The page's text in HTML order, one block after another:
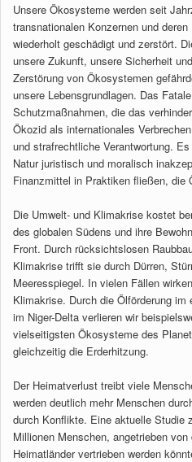
Unsere Ökosysteme werden seit
transnationalen Konzernen und
wiederholt geschädigt und zerstört.
unsere Zukunft, unsere Sicherheit
Zerstörung von Ökosystemen
unsere Lebensgrundlagen. Das
Schutzmaßnahmen, die das
Ökozid als internationales
und strafrechtliche Verantwortung.
Natur juristisch und moralisch
Finanzmittel in Praktiken fließen, die
Die Umwelt- und Klimakrise kostet
des globalen Südens und ihre
Front. Durch rücksichtslosen
Klimakrise trifft sie durch Dürren,
Meeresspiegel. In vielen Fällen
Klimakrise. Durch die Ölförderung im
im Niger-Delta verlieren wir
vielseitigsten Ökosysteme des
gleichzeitig die Erderhitzung.
Der Heimatverlust treibt viele
werden deutlich mehr Menschen
durch Konflikte. Eine aktuelle Studie
Millionen Menschen, angetrieben
Heimatländer vertrieben werden